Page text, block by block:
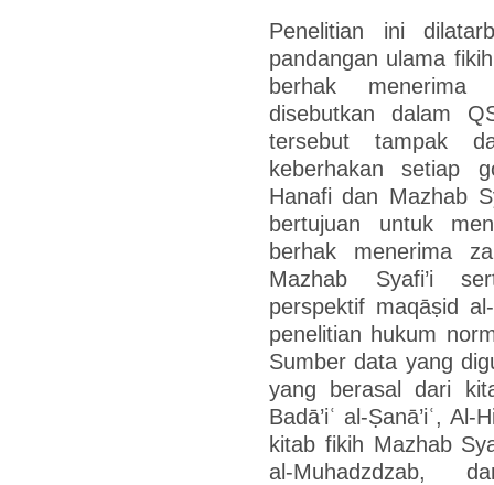
Penelitian ini
pandangan ulama
berhak menerima
disebutkan dalam
tersebut tampak
keberhakan setiap
Hanafi dan Mazhab
bertujuan untuk
berhak menerima
Mazhab Syafi’i
perspektif maqāṣid
penelitian hukum
Sumber data yang
yang berasal dari
Badā’iʿ al-Ṣanā’iʿ,
kitab fikih Mazhab
al-Muhadzdzab,